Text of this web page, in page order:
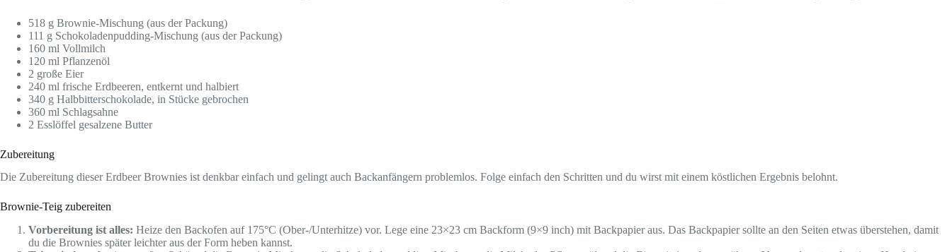
518 g Brownie-Mischung (aus der Packung)
111 g Schokoladenpudding-Mischung (aus der Packung)
160 ml Vollmilch
120 ml Pflanzenöl
2 große Eier
240 ml frische Erdbeeren, entkernt und halbiert
340 g Halbbitterschokolade, in Stücke gebrochen
360 ml Schlagsahne
2 Esslöffel gesalzene Butter
Zubereitung
Die Zubereitung dieser Erdbeer Brownies ist denkbar einfach und gelingt auch Backanfängern problemlos. Folge einfach den Schritten und du wirst mit einem köstlichen Ergebnis belohnt.
Brownie-Teig zubereiten
Vorbereitung ist alles: Heize den Backofen auf 175°C (Ober-/Unterhitze) vor. Lege eine 23×23 cm Backform (9×9 inch) mit Backpapier aus. Das Backpapier sollte an den Seiten etwas überstehen, damit
du die Brownies später leichter aus der Form heben kannst.